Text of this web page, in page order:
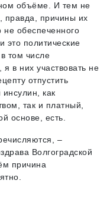
объёме. И тем не
правда, причины их
обеспеченного
это политические
том числе
в них участвовать не
отпустить
как
так и платный,
основе, есть.
–
Волгоградской
причина